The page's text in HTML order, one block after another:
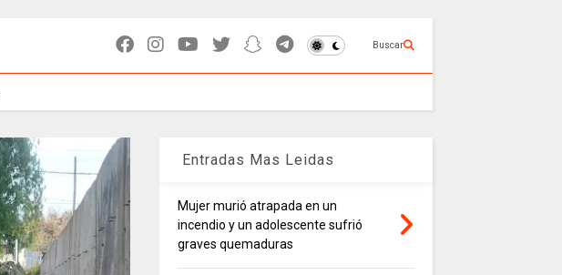
Buscar
Entradas Mas Leidas
Mujer murió atrapada en un
incendio y un adolescente sufrió
graves quemaduras